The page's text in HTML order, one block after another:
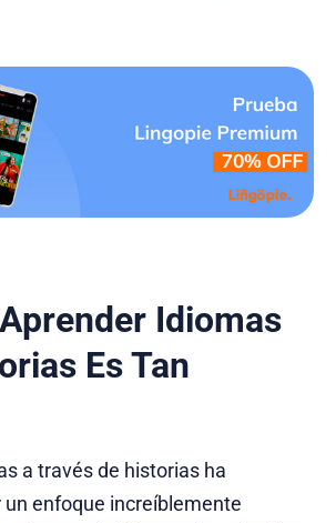
Idiomas
Es Tan
a través de historias ha
enfoque increíblemente